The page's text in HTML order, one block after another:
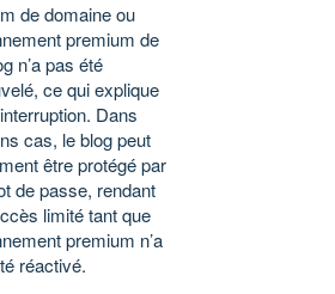
de domaine ou
premium de
n’a pas été
ce qui explique
Dans
cas, le blog peut
être protégé par
de passe, rendant
limité tant que
premium n’a
réactivé.